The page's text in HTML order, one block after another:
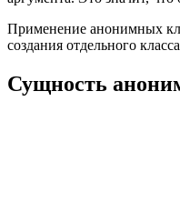
Применение анонимных
создания отдельного
Сущность